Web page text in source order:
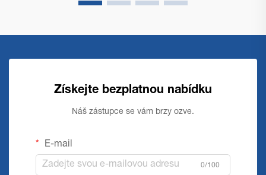
Získejte bezplatnou nabídku
Náš zástupce se vám brzy ozve.
E-mail
0/100